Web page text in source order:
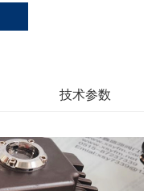
技术参数